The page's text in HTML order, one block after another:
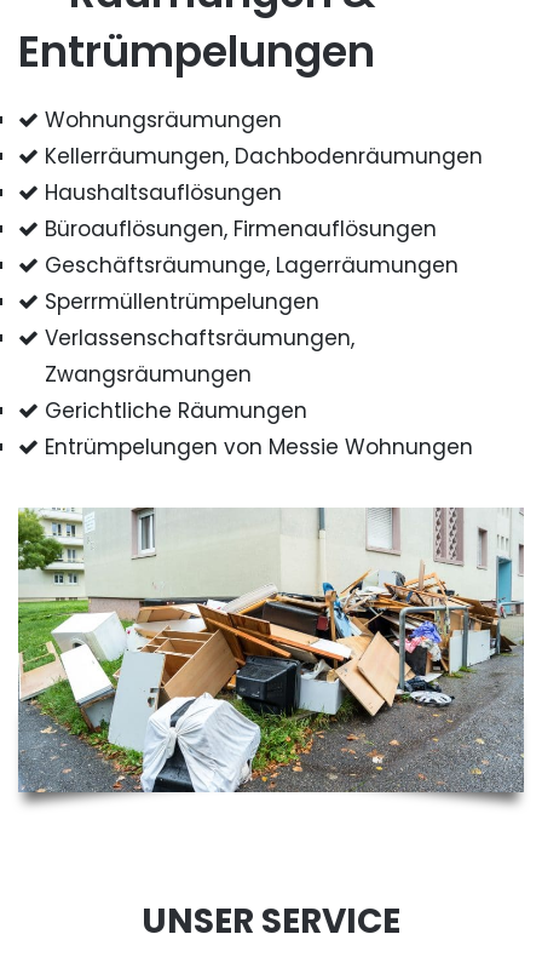
Entrümpelungen
Wohnungsräumungen
Kellerräumungen, Dachbodenräumungen
Haushaltsauflösungen
Büroauflösungen, Firmenauflösungen
Geschäftsräumunge, Lagerräumungen
Sperrmüllentrümpelungen
Verlassenschaftsräumungen,
Zwangsräumungen
Gerichtliche Räumungen
Entrümpelungen von Messie Wohnungen
UNSER SERVICE